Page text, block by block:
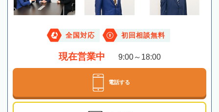
全国対応 初回相談無料
現在営業中 9:00～18:00
電話する